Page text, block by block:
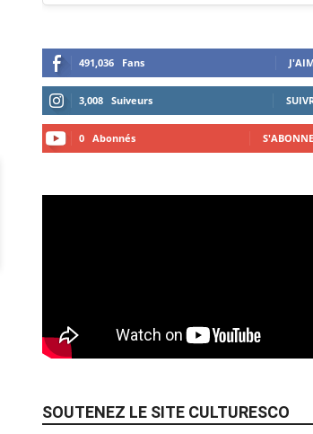
491,036 Fans
3,008 Suiveurs
0 Abonnés
SOUTENEZ LE SITE CULTURESCO